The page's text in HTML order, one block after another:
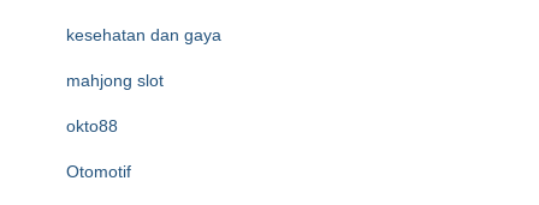
kesehatan dan gaya
mahjong slot
okto88
Otomotif